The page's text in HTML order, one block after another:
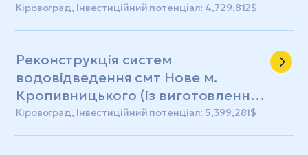
Тарковського у м. Кропивницькому
(із виготовленням ПКД)
Кіровоград, Інвестиційний потенціал: 4,729,812$
Реконструкція систем
водовідведення смт Нове м.
Кропивницького (із виготовленням
ПКД)
Кіровоград, Інвестиційний потенціал: 5,399,281$